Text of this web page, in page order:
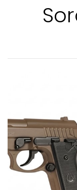
vsem
Brezplačna dostava!